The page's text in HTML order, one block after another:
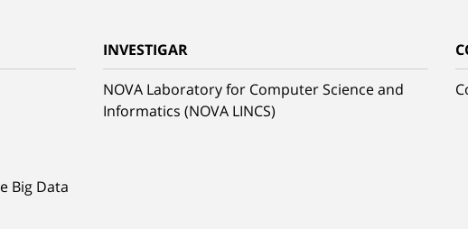
Big Data
INVESTIGAR
NOVA Laboratory for Computer Science and
Informatics (NOVA LINCS)